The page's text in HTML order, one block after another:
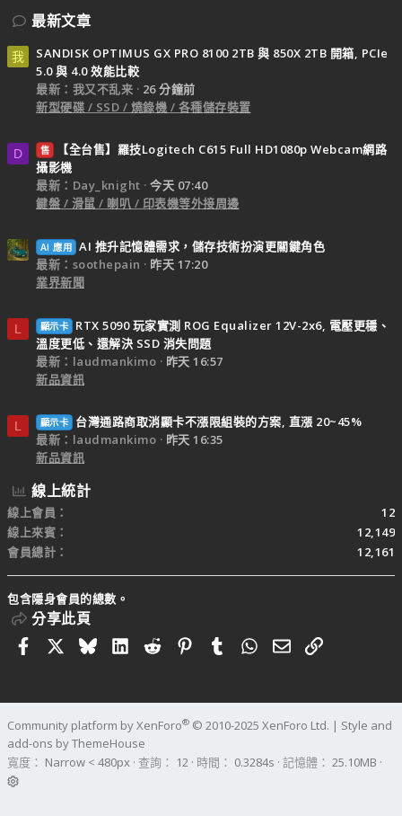
最新文章
我
SANDISK OPTIMUS GX PRO 8100 2TB 與 850X 2TB 開箱, PCIe
5.0 與 4.0 效能比較
最新：我又不乱来
26 分鐘前
新型硬碟 / SSD / 燒錄機 / 各種儲存裝置
D 售
【全台售】羅技Logitech C615 Full HD1080p Webcam網路
攝影機
最新：Day_knight
今天 07:40
鍵盤 / 滑鼠 / 喇叭 / 印表機等外接周邊
AI 應用 AI 推升記憶體需求，儲存技術扮演更關鍵角色
最新：soothepain
昨天 17:20
業界新聞
L 顯示卡
RTX 5090 玩家實測 ROG Equalizer 12V-2x6, 電壓更穩、
溫度更低、還解決 SSD 消失問題
最新：laudmankimo
昨天 16:57
新品資訊
L 顯示卡
台灣通路商取消顯卡不漲限組裝的方案, 直漲 20~45%
最新：laudmankimo
昨天 16:35
新品資訊
線上統計
線上會員
12
線上來賓
12,149
會員總計
12,161
包含隱身會員的總數。
分享此頁
FacebookBlueskyLinkedIn
RedditPinterestTumblrWhatsApp
電子郵件
連結
Community platform by XenForo® © 2010-2025 XenForo Ltd. | Style and
add-ons by ThemeHouse
寬度
查詢 12 時間 0.3284s 記憶體 25.10MB